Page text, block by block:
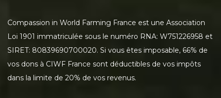
Compassion in World Farming France est une Association
Loi 1901 immatriculée sous le numéro RNA: W751226958 et
SIRET: 80839690700020. Si vous êtes imposable, 66% de
vos dons à CIWF France sont déductibles de vos impôts
dans la limite de 20% de vos revenus.